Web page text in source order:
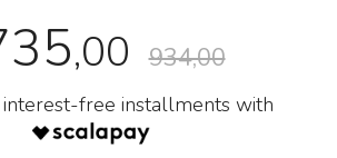
,00 934,00
free installments with